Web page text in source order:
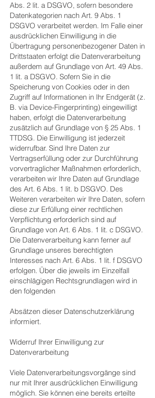
Abs. 2 lit. a DSGVO, sofern besondere
Datenkategorien nach Art. 9 Abs. 1
DSGVO verarbeitet werden. Im Falle einer
ausdrücklichen Einwilligung in die
Übertragung personenbezogener Daten in
Drittstaaten erfolgt die Datenverarbeitung
außerdem auf Grundlage von Art. 49 Abs.
1 lit. a DSGVO. Sofern Sie in die
Speicherung von Cookies oder in den
Zugriff auf Informationen in Ihr Endgerät (z.
B. via Device-Fingerprinting) eingewilligt
haben, erfolgt die Datenverarbeitung
zusätzlich auf Grundlage von § 25 Abs. 1
TTDSG. Die Einwilligung ist jederzeit
widerrufbar. Sind Ihre Daten zur
Vertragserfüllung oder zur Durchführung
vorvertraglicher Maßnahmen erforderlich,
verarbeiten wir Ihre Daten auf Grundlage
des Art. 6 Abs. 1 lit. b DSGVO. Des
Weiteren verarbeiten wir Ihre Daten, sofern
diese zur Erfüllung einer rechtlichen
Verpflichtung erforderlich sind auf
Grundlage von Art. 6 Abs. 1 lit. c DSGVO.
Die Datenverarbeitung kann ferner auf
Grundlage unseres berechtigten
Interesses nach Art. 6 Abs. 1 lit. f DSGVO
erfolgen. Über die jeweils im Einzelfall
einschlägigen Rechtsgrundlagen wird in
den folgenden
Absätzen dieser Datenschutzerklärung
informiert.
Widerruf Ihrer Einwilligung zur
Datenverarbeitung
Viele Datenverarbeitungsvorgänge sind
nur mit Ihrer ausdrücklichen Einwilligung
möglich. Sie können eine bereits erteilte